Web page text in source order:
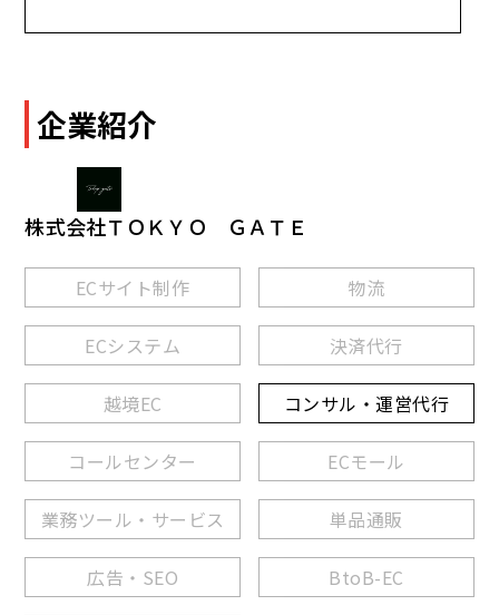
企業紹介
株式会社ＴＯＫＹＯ ＧＡＴＥ
ECサイト制作 物流
ECシステム 決済代行
越境EC コンサル・運営代行
コールセンター ECモール
業務ツール・サービス 単品通販
広告・SEO BtoB-EC